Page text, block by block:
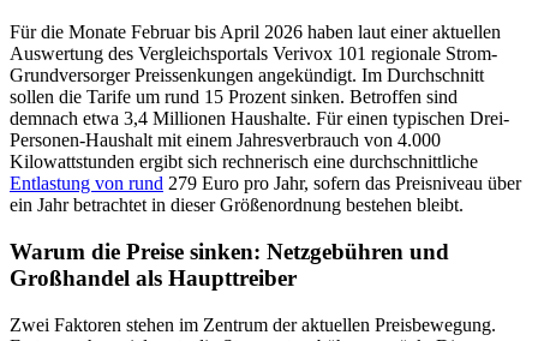
Für die Monate Februar bis April 2026 haben laut einer aktuellen
Auswertung des Vergleichsportals Verivox 101 regionale Strom-
Grundversorger Preissenkungen angekündigt. Im Durchschnitt
sollen die Tarife um rund 15 Prozent sinken. Betroffen sind
demnach etwa 3,4 Millionen Haushalte. Für einen typischen Drei-
Personen-Haushalt mit einem Jahresverbrauch von 4.000
Kilowattstunden ergibt sich rechnerisch eine durchschnittliche
Entlastung von rund 279 Euro pro Jahr, sofern das Preisniveau über
ein Jahr betrachtet in dieser Größenordnung bestehen bleibt.
Warum die Preise sinken: Netzgebühren und
Großhandel als Haupttreiber
Zwei Faktoren stehen im Zentrum der aktuellen Preisbewegung.